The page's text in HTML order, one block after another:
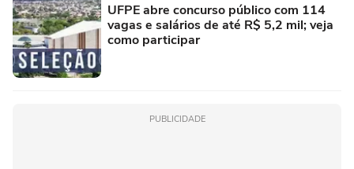
UFPE abre concurso público com 114
vagas e salários de até R$ 5,2 mil; veja
como participar
PUBLICIDADE